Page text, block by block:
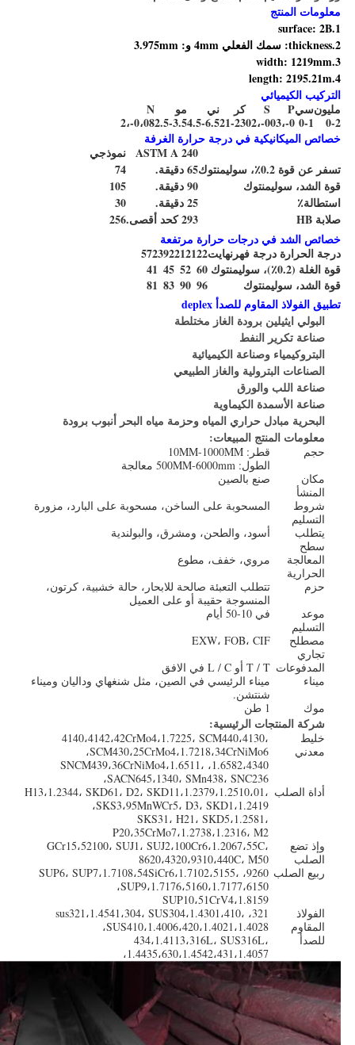
معلومات المنتج
1.surface: 2B
2.thickness: سمك الفعلي 4mm و: 3.975mm
3.width: 1219mm
4.length: 2195.21m
التركيب الكيميائي
مليونسيP
S كر ني مو
N
0-2
0-1 0-،03 0-،02 21-23
4.5-6.5
2.5-3.50،08-،2
خصائص الميكانيكية في درجة حرارة الغرفة
ASTM A 240 نموذجي
تسفر عن قوة 0.2٪، سوليمنتوك
65 دقيقة.
74
قوة الشد، سوليمنتوك
90 دقيقة.
105
استطالة٪
25 دقيقة.
30
صلابة HB
293 كحد أقصى.
256
خصائص الشد في درجات حرارة مرتفعة
درجة الحرارة درجة فهرنهايت122
212
392
572
قوة الغلة (0.2٪)، سوليمنتوك
60
52
45
41
قوة الشد، سوليمنتوك
96
90
83
81
تطبيق الفولاذ المقاوم للصدأ deplex
البولي ايثيلين برودة الغاز مختلطة
صناعة تكرير النفط
البتروكيمياء وصناعة الكيميائية
الصناعات البترولية والغاز الطبيعي
صناعة اللب والورق
صناعة الأسمدة الكيماوية
البحرية مبادل حراري المياه وحزمة مياه البحر أنبوب برودة
معلومات المنتج المبيعات:
حجم
قطر: 10MM-1000MM
الطول: 500MM-6000mm معالجة
مكان
المنشأ
صنع بالصين
شروط
التسليم
المسحوبة على الساخن، مسحوبة على البارد، مزورة
يتطلب
سطح
أسود، والطحن، ومشرق، والبولندية
المعالجة
الحرارية
مروي، خفف، مطوع
حزم
تتطلب التعبئة صالحة للابحار، حالة خشبية، كرتون،
المنسوجة حقيبة أو على العميل
موعد
التسليم
في 10-50 أيام
مصطلح
تجاري
EXW، FOB، CIF
المدفوعات T / T أو L / C في الافق
ميناء
ميناء الرئيسي في الصين، مثل شنغهاي وداليان وميناء
شنتشن.
موك
1 طن
شركة المنتجات الرئيسية:
خليط
معدني
4140،4142،42CrMo4،1.7225، SCM440،4130،
SCM430،25CrMo4،1.7218،34CrNiMo6،
1.6582،4340، SNCM439،36CrNiMo4،1.6511،
SACN645،1340، SMn438، SNC236،
أداة الصلب H13،1.2344، SKD61، D2، SKD11،1.2379،1.2510،01،
SKS3،95MnWCr5، D3، SKD1،1.2419،
SKS31، H21، SKD5،1.2581،
P20،35CrMo7،1.2738،1.2316، M2
وإذ تضع
الصلب
GCr15،52100، SUJ1، SUJ2،100Cr6،1.2067،55C،
8620،4320،9310،440C، M50
ربيع الصلب
9260، SUP6، SUP7،1.7108،54SiCr6،1.7102،5155،
SUP9،1.7176،5160،1.7177،6150،
SUP10،51CrV4،1.8159
الفولاذ
المقاوم
للصدأ
321، sus321،1.4541،304، SUS304،1.4301،410،
SUS410،1.4006،420،1.4021،1.4028،
434،1.4113،316L، SUS316L،
1.4435،630،1.4542،431،1.4057،